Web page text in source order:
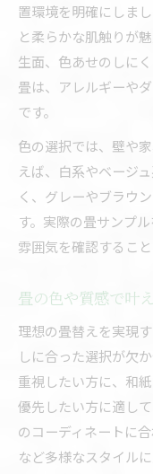
置環境を明確にしま
と柔らかな肌触りが
生面、色あせのしに
畳は、アレルギーや
です。
色の選択では、壁や
えば、白系やベージ
く、グレーやブラウ
す。実際の畳サンプ
雰囲気を確認するこ
畳の色や質感で叶
理想の畳替えを実現
しに合った選択が欠
重視したい方に、和
優先したい方に適し
のコーディネートに
など多様なスタイルに